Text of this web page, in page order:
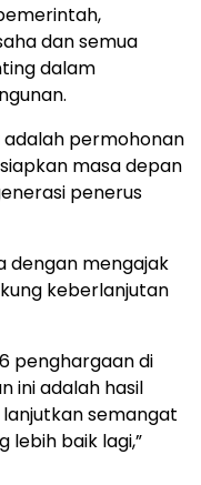
dan semua
dalam
adalah permohonan
masa depan
penerus
dengan mengajak
keberlanjutan
penghargaan di
ini adalah hasil
semangat
lebih baik lagi,”